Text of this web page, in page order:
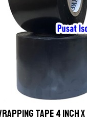
Tape 4 Inch